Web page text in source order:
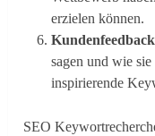
erzielen können.
sagen und wie
inspirierende
SEO